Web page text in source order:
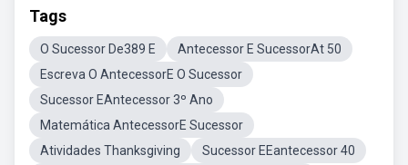
Tags
O Sucessor De389 E
Antecessor E SucessorAt 50
Escreva O AntecessorE O Sucessor
Sucessor EAntecessor 3º Ano
Matemática AntecessorE Sucessor
Atividades Thanksgiving
Sucessor EEantecessor 40